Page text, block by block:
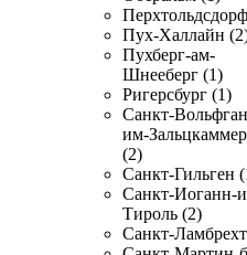
Пух-Халлайн
Пухберг-ам-
Шнееберг (1)
Ригерсбург (1)
Санкт-
им-
(2)
Санкт-Гильген
Санкт-Иоганн-
Тироль (2)
Санкт-